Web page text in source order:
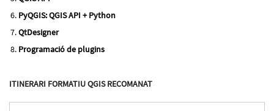
PyQGIS: QGIS API + Python
QtDesigner
Programació de plugins
ITINERARI FORMATIU QGIS RECOMANAT